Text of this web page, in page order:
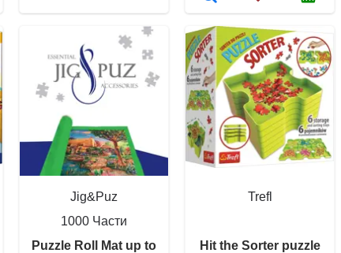
Jig&Puz
1000 Части
Puzzle Roll Mat up to
Trefl
Hit the Sorter puzzle